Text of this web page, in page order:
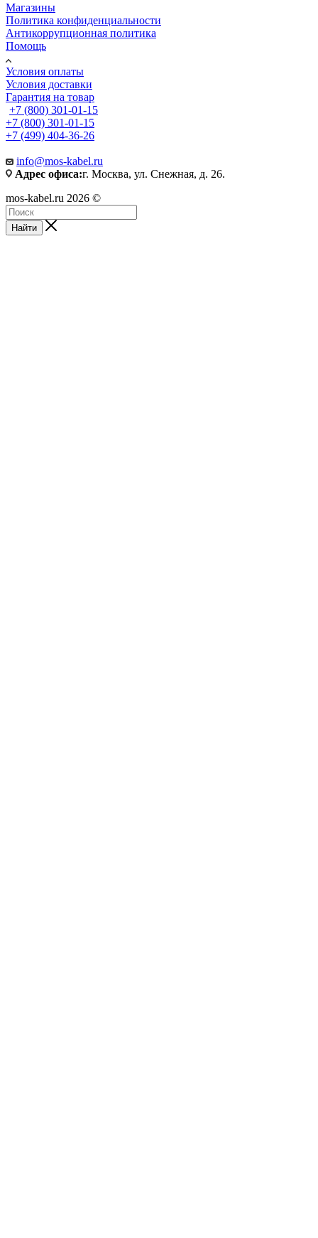
Магазины
Политика конфиденциальности
Антикоррупционная политика
Помощь
Условия оплаты
Условия доставки
Гарантия на товар
+7 (800) 301-01-15
+7 (800) 301-01-15
+7 (499) 404-36-26
info@mos-kabel.ru
Адрес офиса:г. Москва, ул. Снежная, д. 26.
mos-kabel.ru 2026 ©
Найти